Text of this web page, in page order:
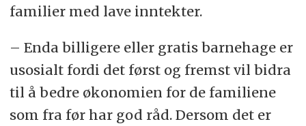
familier med lave inntekter.
– Enda billigere eller gratis barnehage er
usosialt fordi det først og fremst vil bidra
til å bedre økonomien for de familiene
som fra før har god råd. Dersom det er